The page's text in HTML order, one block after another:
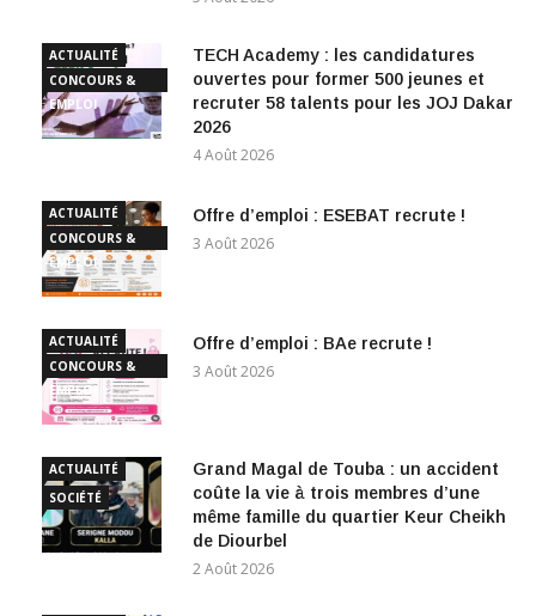
ACTUALITÉ
CONCOURS &
EMPLOI
TECH Academy : les candidatures
ouvertes pour former 500 jeunes et
recruter 58 talents pour les JOJ Dakar
2026
4 Août 2026
ACTUALITÉ
CONCOURS &
EMPLOI
Offre d’emploi : ESEBAT recrute !
3 Août 2026
ACTUALITÉ
CONCOURS &
EMPLOI
Offre d’emploi : BAe recrute !
3 Août 2026
ACTUALITÉ
SOCIÉTÉ
Grand Magal de Touba : un accident
coûte la vie à trois membres d’une
même famille du quartier Keur Cheikh
de Diourbel
2 Août 2026